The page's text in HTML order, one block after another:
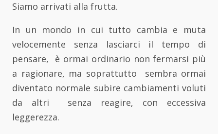
Siamo arrivati alla frutta.
In un mondo in cui tutto cambia e muta
velocemente senza lasciarci il tempo di
pensare, è ormai ordinario non fermarsi più
a ragionare, ma soprattutto sembra ormai
diventato normale subire cambiamenti voluti
da altri senza reagire, con eccessiva
leggerezza.